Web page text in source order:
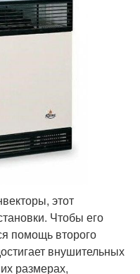
этот
Чтобы его
помощь второго
внушительных
размерах,